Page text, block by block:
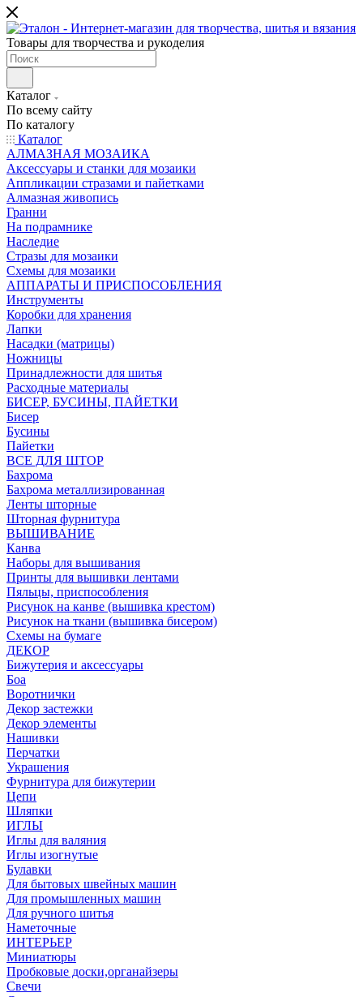
Товары для творчества и рукоделия
Каталог
По всему сайту
По каталогу
Каталог
АЛМАЗНАЯ МОЗАИКА
Аксессуары и станки для мозаики
Аппликации стразами и пайетками
Алмазная живопись
Гранни
На подрамнике
Наследие
Стразы для мозаики
Схемы для мозаики
АППАРАТЫ И ПРИСПОСОБЛЕНИЯ
Инструменты
Коробки для хранения
Лапки
Насадки (матрицы)
Ножницы
Принадлежности для шитья
Расходные материалы
БИСЕР, БУСИНЫ, ПАЙЕТКИ
Бисер
Бусины
Пайетки
ВСЕ ДЛЯ ШТОР
Бахрома
Бахрома металлизированная
Ленты шторные
Шторная фурнитура
ВЫШИВАНИЕ
Канва
Наборы для вышивания
Принты для вышивки лентами
Пяльцы, приспособления
Рисунок на канве (вышивка крестом)
Рисунок на ткани (вышивка бисером)
Схемы на бумаге
ДЕКОР
Бижутерия и аксессуары
Боа
Воротнички
Декор застежки
Декор элементы
Нашивки
Перчатки
Украшения
Фурнитура для бижутерии
Цепи
Шляпки
ИГЛЫ
Иглы для валяния
Иглы изогнутые
Булавки
Для бытовых швейных машин
Для промышленных машин
Для ручного шитья
Наметочные
ИНТЕРЬЕР
Миниатюры
Пробковые доски,органайзеры
Свечи